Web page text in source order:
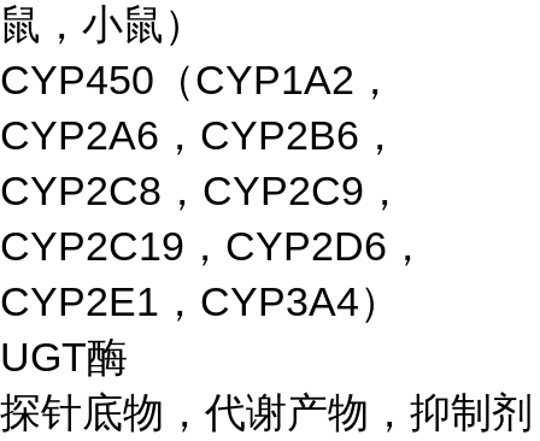
鼠，小鼠）
CYP450（CYP1A2，
CYP2A6，CYP2B6，
CYP2C8，CYP2C9，
CYP2C19，CYP2D6，
CYP2E1，CYP3A4）
UGT酶
探针底物，代谢产物，抑制剂